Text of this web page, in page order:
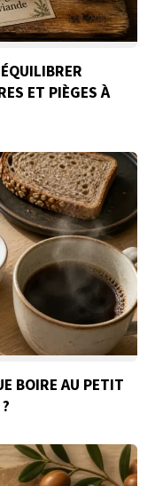
ET PIÈGES À
BOIRE AU PETIT